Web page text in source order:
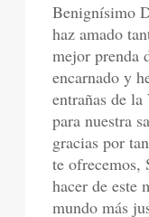
Benignísimo
haz amado
mejor prenda
encarnado y
entrañas de
para nuestra
gracias por
te ofrecemos,
hacer de este
mundo más